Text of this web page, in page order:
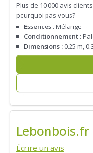
Plus de 10 000 avis
pourquoi pas vous?
Essences :Mélange
Conditionnement :
Dimensions : 0.25 m,
Lebonbois.fr
Écrire un avis